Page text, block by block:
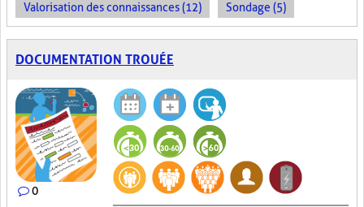
Valorisation des connaissances (12) Sondage (5)
DOCUMENTATION TROUÉE
0